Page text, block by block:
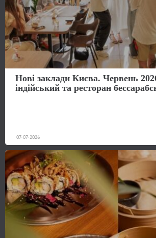
Нові заклади Києва. Червень
індійський та ресторан
07-07-2026